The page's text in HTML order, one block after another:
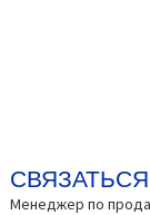
Менеджер по